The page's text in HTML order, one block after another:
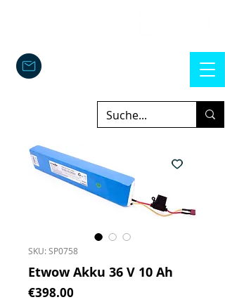
SKU: SP0758
Etwow Akku 36 V 10 Ah
€398.00